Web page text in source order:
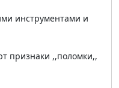
инструментами и
признаки ,,поломки,,